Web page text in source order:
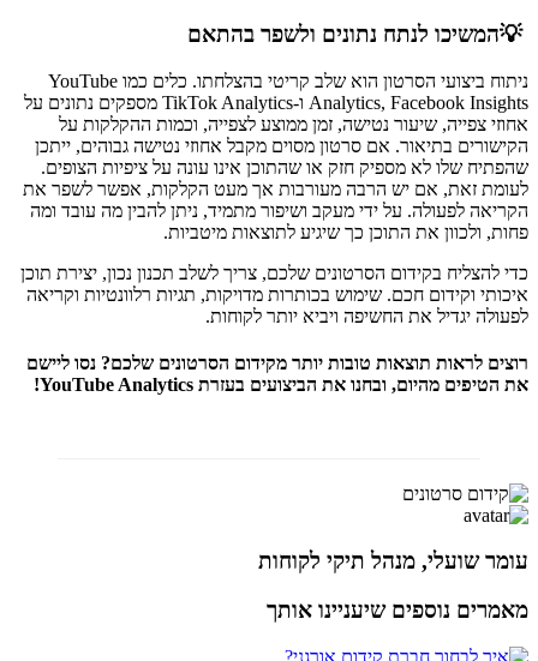
💡המשיכו לנתח נתונים ולשפר בהתאם
ניתוח ביצועי הסרטון הוא שלב קריטי בהצלחתו. כלים כמו YouTube
Analytics, Facebook Insights ו-TikTok Analytics מספקים נתונים על
אחוזי צפייה, שיעור נטישה, זמן ממוצע לצפייה, וכמות ההקלקות על
הקישורים בתיאור. אם סרטון מסוים מקבל אחוזי נטישה גבוהים, ייתכן
שהפתיח שלו לא מספיק חזק או שהתוכן אינו עונה על ציפיות הצופים.
לעומת זאת, אם יש הרבה מעורבות אך מעט הקלקות, אפשר לשפר את
הקריאה לפעולה. על ידי מעקב ושיפור מתמיד, ניתן להבין מה עובד ומה
פחות, ולכוון את התוכן כך שיגיע לתוצאות מיטביות.
כדי להצליח בקידום הסרטונים שלכם, צריך לשלב תכנון נכון, יצירת תוכן
איכותי וקידום חכם. שימוש בכותרות מדויקות, תגיות רלוונטיות וקריאה
לפעולה יגדיל את החשיפה ויביא יותר לקוחות.
רוצים לראות תוצאות טובות יותר מקידום הסרטונים שלכם? נסו ליישם
את הטיפים מהיום, ובחנו את הביצועים בעזרת YouTube Analytics!
עומר שועלי, מנהל תיקי לקוחות
מאמרים נוספים שיעניינו אותך